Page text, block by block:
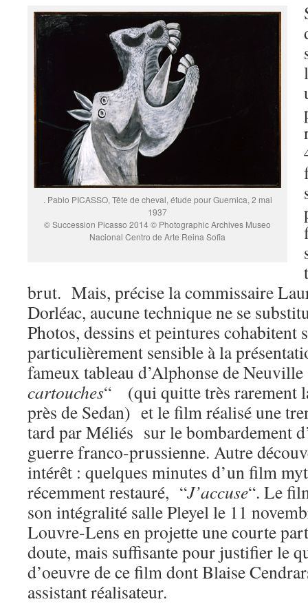
. Pablo PICASSO, Tête de cheval, étude pour Guernica, 2 mai
1937
© Succession Picasso 2014 © Photographic Archives Museo
Nacional Centro de Arte Reina Sofia
brut. Mais, précise la commissaire
Dorléac, aucune technique ne se
Photos, dessins et peintures cohabitent
particulièrement sensible à la
fameux tableau d’Alphonse de
cartouches“ (qui quitte très rarement
près de Sedan) et le film réalisé une
tard par Méliés sur le bombardement
guerre franco-prussienne. Autre
intérêt : quelques minutes d’un film
récemment restauré, “J’accuse“. Le
son intégralité salle Pleyel le 11
Louvre-Lens en projette une courte
doute, mais suffisante pour justifier le
d’oeuvre de ce film dont Blaise
assistant réalisateur.